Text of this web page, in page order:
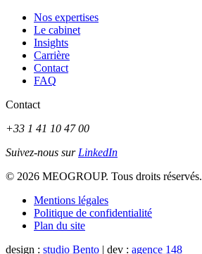
Nos expertises
Le cabinet
Insights
Carrière
Contact
FAQ
Contact
+33 1 41 10 47 00
Suivez-nous sur LinkedIn
© 2026 MEOGROUP. Tous droits réservés.
Mentions légales
Politique de confidentialité
Plan du site
design : studio Bento | dev : agence 148